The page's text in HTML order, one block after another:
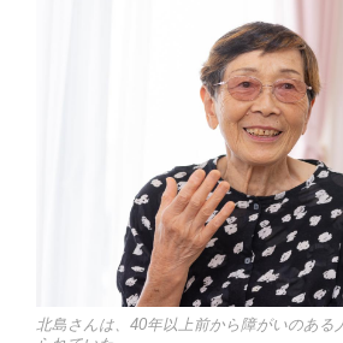
北島さんは、40年以上前から障がいのある